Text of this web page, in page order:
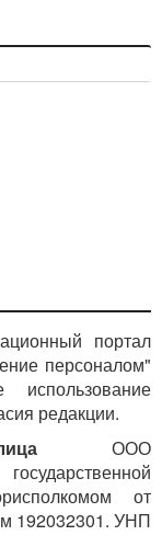
портал
персоналом"
редакции.
ООО
от
192032301. УНП